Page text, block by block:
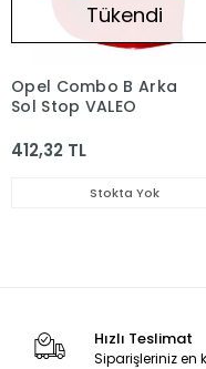
Tükendi
Opel Combo B Arka
Sol Stop VALEO
412,32 TL
Stokta Yok
Hızlı Teslimat
Siparişleriniz en